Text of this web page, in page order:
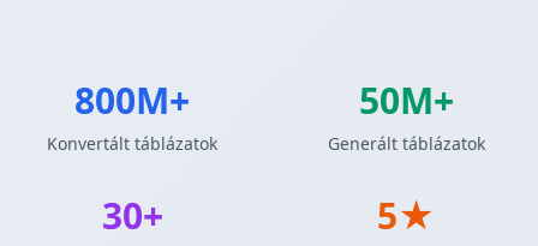
800M+
Konvertált táblázatok
50M+
Generált táblázatok
30+ 5★